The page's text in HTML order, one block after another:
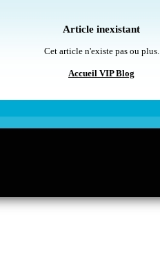
Article inexistant
Cet article n'existe pas ou plus.
Accueil VIP Blog